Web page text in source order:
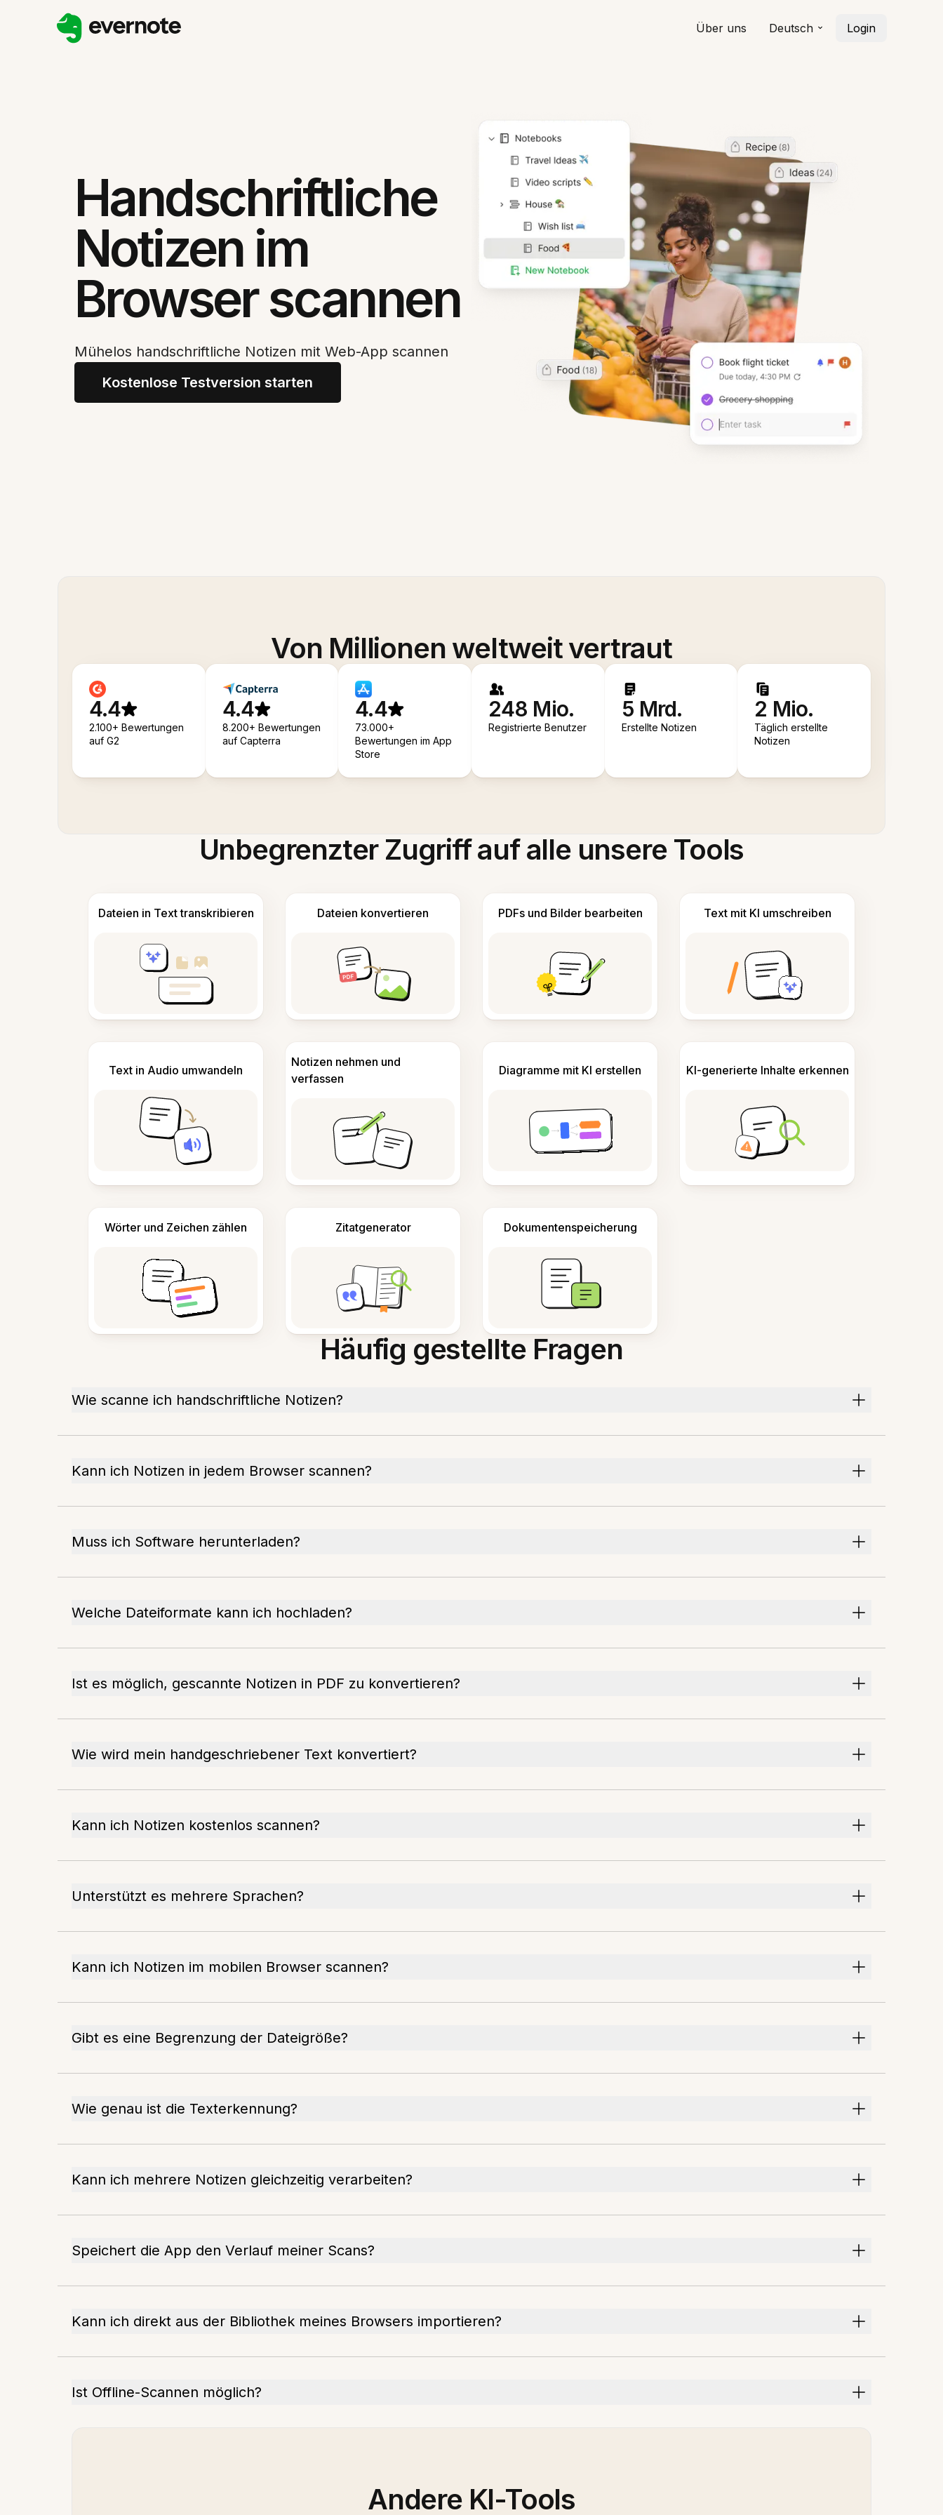
Über uns Deutsch Login
Handschriftliche
Notizen im
Browser scannen
Mühelos handschriftliche Notizen mit Web-App scannen
Kostenlose Testversion starten
Von Millionen weltweit vertraut
4.4
2.100+ Bewertungen
auf G2
4.4
8.200+ Bewertungen
auf Capterra
4.4
73.000+
Bewertungen im App
Store
248 Mio.
Registrierte Benutzer
5 Mrd.
Erstellte Notizen
2 Mio.
Täglich erstellte
Notizen
Unbegrenzter Zugriff auf alle unsere Tools
Dateien in Text transkribieren Dateien konvertieren PDFs und Bilder bearbeiten Text mit KI umschreiben
Text in Audio umwandeln
Notizen nehmen und
verfassen
Diagramme mit KI erstellen KI-generierte Inhalte erkennen
Wörter und Zeichen zählen Zitatgenerator Dokumentenspeicherung
Häufig gestellte Fragen
Wie scanne ich handschriftliche Notizen?
Kann ich Notizen in jedem Browser scannen?
Muss ich Software herunterladen?
Welche Dateiformate kann ich hochladen?
Ist es möglich, gescannte Notizen in PDF zu konvertieren?
Wie wird mein handgeschriebener Text konvertiert?
Kann ich Notizen kostenlos scannen?
Unterstützt es mehrere Sprachen?
Kann ich Notizen im mobilen Browser scannen?
Gibt es eine Begrenzung der Dateigröße?
Wie genau ist die Texterkennung?
Kann ich mehrere Notizen gleichzeitig verarbeiten?
Speichert die App den Verlauf meiner Scans?
Kann ich direkt aus der Bibliothek meines Browsers importieren?
Ist Offline-Scannen möglich?
Andere KI-Tools